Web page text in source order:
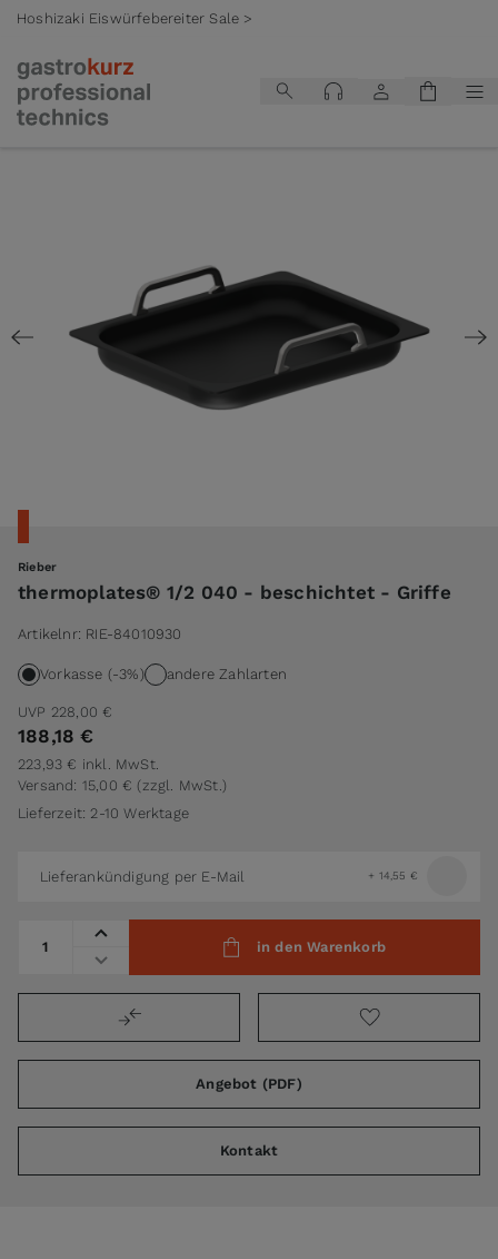
Hoshizaki Eiswürfebereiter Sale >
Rieber
thermoplates® 1/2 040 - beschichtet - Griffe
Artikelnr: RIE-84010930
Vorkasse (-3%) andere Zahlarten
UVP 228,00 €
188,18 €
223,93 € inkl. MwSt.
Versand: 15,00 € (zzgl. MwSt.)
Lieferzeit: 2-10 Werktage
Lieferankündigung per E-Mail + 14,55 €
in den Warenkorb
Angebot (PDF)
Kontakt